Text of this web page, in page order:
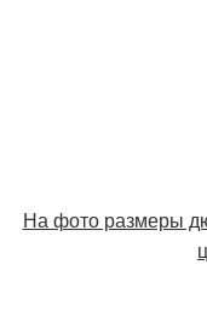
На фото размеры